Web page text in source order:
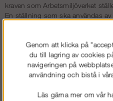
kraven som Arbetsmiljöverket
En ställning som ska användas
ställningsbyggare .
Dokument
Länk till
Länk
Genom att klicka på
du till lagring av cookies
navigeringen på
användning och bistå i
Läs gärna mer om vår